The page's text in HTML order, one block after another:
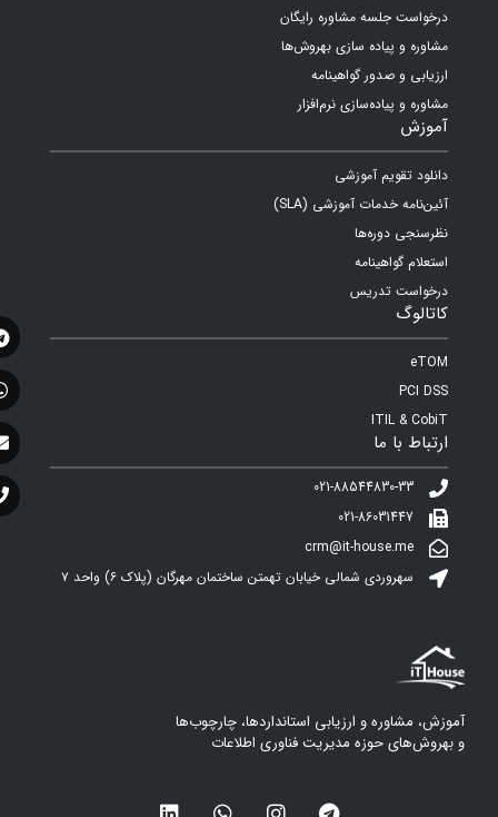
درخواست جلسه مشاوره رایگان
مشاوره و پیاده سازی بهروش‌ها
ارزیابی و صدور گواهینامه
مشاوره و پیاده‌سازی نرم‌افزار
آموزش
دانلود تقویم آموزشی
آئین‌نامه خدمات آموزشی (SLA)
نظرسنجی دوره‌ها
استعلام گواهینامه
درخواست تدریس
کاتالوگ
eTOM
PCI DSS
ITIL & CobiT
ارتباط با ما
021-88544830-33
021-86031447
crm@it-house.me
سهروردی شمالی خیابان تهمتن ساختمان مهرگان (پلاک ۶)‌ واحد ۷
آموزش، مشاوره و ارزیابی استانداردها، چارچوب‌ها
و بهروش‌های حوزه مدیریت فناوری اطلاعات